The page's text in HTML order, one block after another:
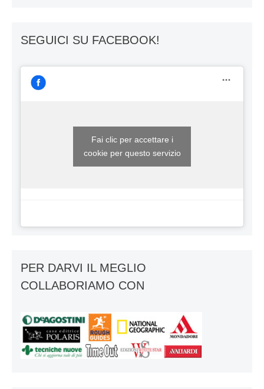
SEGUICI SU FACEBOOK!
Fai clic per accettare i
cookie per questo servizio
PER DARVI IL MEGLIO
COLLABORIAMO CON